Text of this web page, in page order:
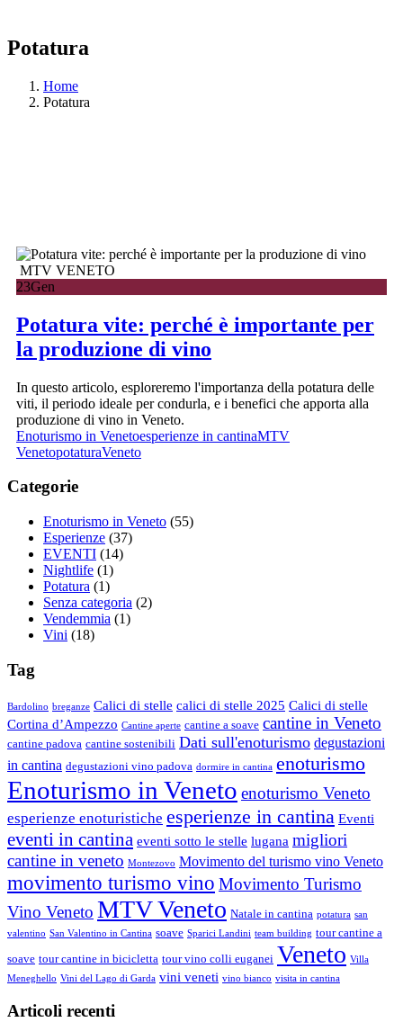
Potatura
Home
Potatura
MTV VENETO
23Gen
Potatura vite: perché è importante per
la produzione di vino
In questo articolo, esploreremo l'importanza della potatura delle
viti, il periodo ideale per condurla, e i benefici che apporta alla
produzione di vino in Veneto.
Enoturismo in Venetoesperienze in cantinaMTV
VenetopotaturaVeneto
Categorie
Enoturismo in Veneto (55)
Esperienze (37)
EVENTI (14)
Nightlife (1)
Potatura (1)
Senza categoria (2)
Vendemmia (1)
Vini (18)
Tag
Bardolino breganze Calici di stelle calici di stelle 2025 Calici di stelle
Cortina d’Ampezzo Cantine aperte cantine a soave cantine in Veneto
cantine padova cantine sostenibili Dati sull'enoturismo degustazioni
in cantina degustazioni vino padova dormire in cantina enoturismo
Enoturismo in Veneto enoturismo Veneto
esperienze enoturistiche esperienze in cantina Eventi
eventi in cantina eventi sotto le stelle lugana migliori
cantine in veneto Montezovo Movimento del turismo vino Veneto
movimento turismo vino Movimento Turismo
Vino Veneto MTV Veneto Natale in cantina potatura san
valentino San Valentino in Cantina soave Sparici Landini team building tour cantine a
soave tour cantine in bicicletta tour vino colli euganei Veneto Villa
Meneghello Vini del Lago di Garda vini veneti vino bianco visita in cantina
Articoli recenti